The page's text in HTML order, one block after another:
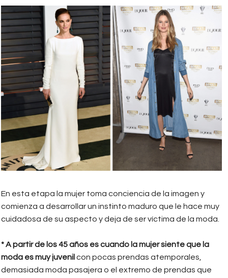
3.png
En esta etapa la mujer toma conciencia de la imagen y
comienza a desarrollar un instinto maduro que le hace muy
cuidadosa de su aspecto y deja de ser víctima de la moda.
* A partir de los 45 años es cuando la mujer siente que la
moda es muy juvenil con pocas prendas atemporales,
demasiada moda pasajera o el extremo de prendas que